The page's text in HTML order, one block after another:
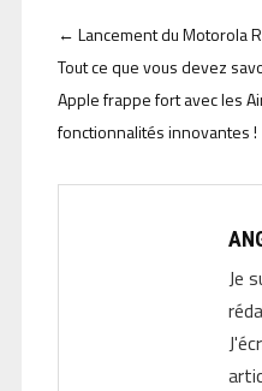
← Lancement du Motorola
Tout ce que vous devez
Apple frappe fort avec les
fonctionnalités innovantes !
Je